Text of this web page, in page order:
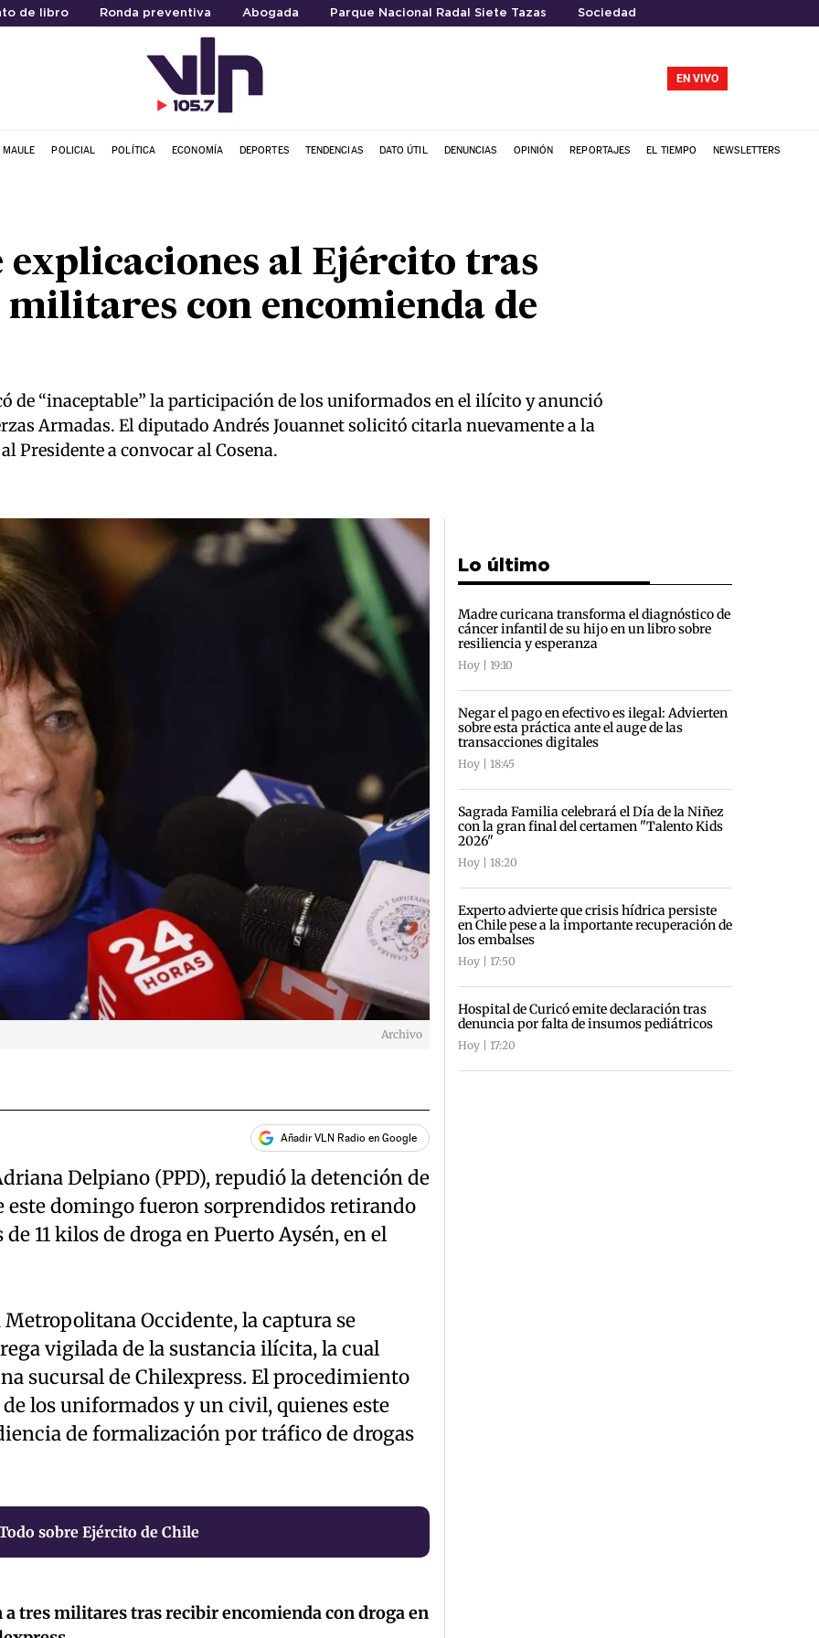
de libro Ronda preventiva Abogada Parque Nacional Radal Siete Tazas Sociedad
EN VIVO
MAULE POLICIAL POLÍTICA ECONOMÍA DEPORTES TENDENCIAS DATO ÚTIL DENUNCIAS OPINIÓN REPORTAJES EL TIEMPO NEWSLETTERS
explicaciones al Ejército tras
militares con encomienda de
de “inaceptable” la participación de los uniformados en el ilícito y anunció
Armadas. El diputado Andrés Jouannet solicitó citarla nuevamente a la
Presidente a convocar al Cosena.
Archivo
Añadir VLN Radio en Google
Delpiano (PPD), repudió la detención de
este domingo fueron sorprendidos retirando
11 kilos de droga en Puerto Aysén, en el
Occidente, la captura se
vigilada de la sustancia ilícita, la cual
sucursal de Chilexpress. El procedimiento
los uniformados y un civil, quienes este
de formalización por tráfico de drogas
sobre Ejército de Chile
a tres militares tras recibir encomienda con droga en
Lo último
Madre curicana transforma el diagnóstico de
cáncer infantil de su hijo en un libro sobre
resiliencia y esperanza
Hoy | 19:10
Negar el pago en efectivo es ilegal: Advierten
sobre esta práctica ante el auge de las
transacciones digitales
Hoy | 18:45
Sagrada Familia celebrará el Día de la Niñez
con la gran final del certamen "Talento Kids
2026"
Hoy | 18:20
Experto advierte que crisis hídrica persiste
en Chile pese a la importante recuperación de
los embalses
Hoy | 17:50
Hospital de Curicó emite declaración tras
denuncia por falta de insumos pediátricos
Hoy | 17:20